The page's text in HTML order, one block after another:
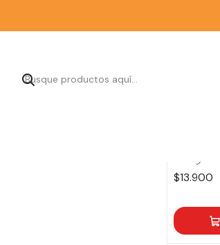
$13.900